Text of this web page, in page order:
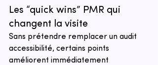
Les “quick wins” PMR qui
changent la visite
Sans prétendre remplacer un audit
accessibilité, certains points
améliorent immédiatement